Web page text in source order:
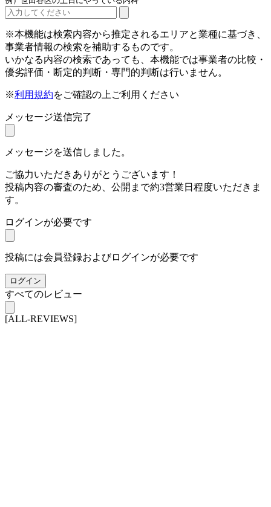
※本機能は検索内容から推定されるエリアと業種に基づき、
事業者情報の検索を補助するものです。
いかなる内容の検索であっても、本機能では事業者の比較・
優劣評価・断定的判断・専門的判断は行いません。
※利用規約をご確認の上ご利用ください
メッセージ送信完了
メッセージを送信しました。
ご協力いただきありがとうございます！
投稿内容の審査のため、公開まで約3営業日程度いただきま
す。
ログインが必要です
投稿には会員登録およびログインが必要です
ログイン
すべてのレビュー
[ALL-REVIEWS]